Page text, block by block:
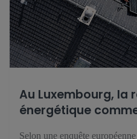
Au Luxembourg, la
énergétique
Selon une enquête